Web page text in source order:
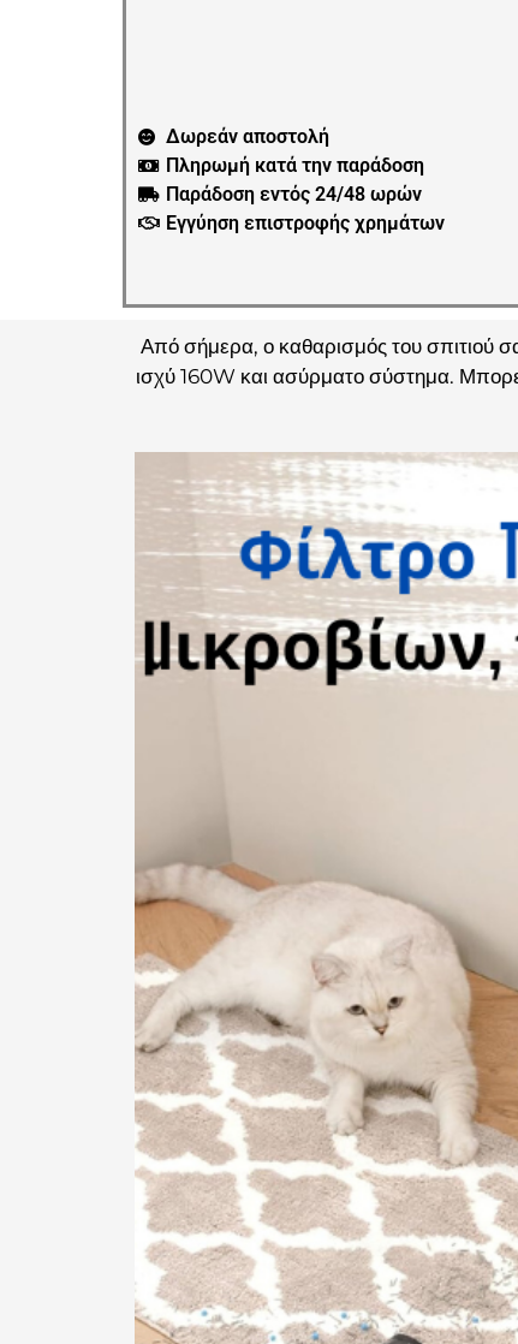
Δωρεάν αποστολή
Πληρωμή κατά την παράδοση
Παράδοση εντός 24/48 ωρών
Εγγύηση επιστροφής χρημάτων
Από σήμερα, ο καθαρισμός του σπιτιού
ισχύ 160W και ασύρματο σύστημα.